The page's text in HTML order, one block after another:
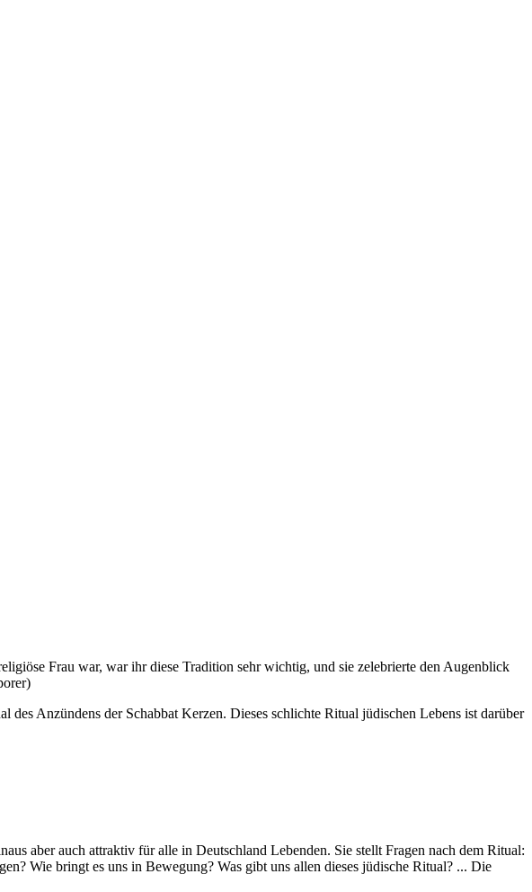
Frau war, war ihr diese Tradition sehr wichtig, und sie zelebrierte den Augenblick
Anzündens der Schabbat Kerzen. Dieses schlichte Ritual jüdischen Lebens ist darüber
aber auch attraktiv für alle in Deutschland Lebenden. Sie stellt Fragen nach dem Ritual:
Wie bringt es uns in Bewegung? Was gibt uns allen dieses jüdische Ritual? ... Die